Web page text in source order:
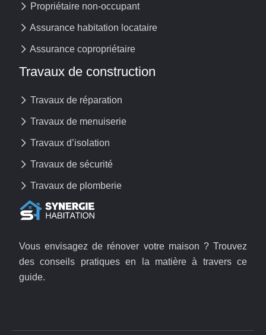
Propriétaire non-occupant
Assurance habitation locataire
Assurance copropriétaire
Travaux de construction
Travaux de réparation
Travaux de menuiserie
Travaux d’isolation
Travaux de sécurité
Travaux de plomberie
Vous envisagez de rénover votre maison ? Trouvez
des conseils pratiques en la matière à travers ce
guide.